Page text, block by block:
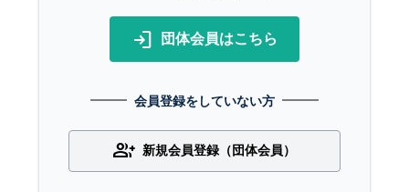
login 団体会員はこちら
会員登録をしていない方
group_add 新規会員登録（団体会員）